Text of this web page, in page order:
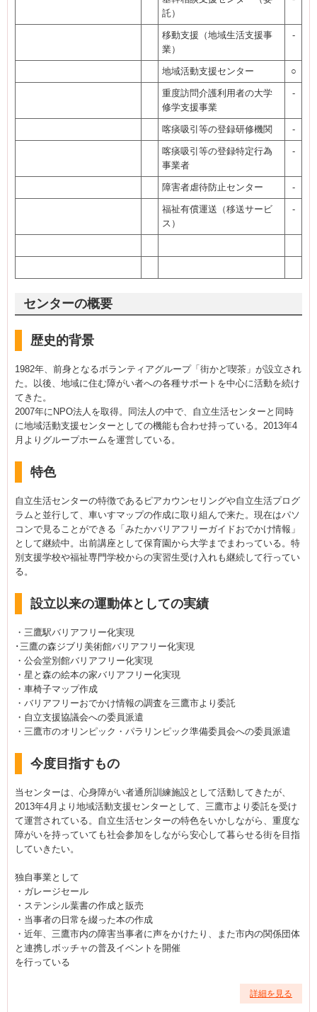
託）
移動支援（地域生活支援事
業）
-
地域活動支援センター ○
重度訪問介護利用者の大学
修学支援事業
-
喀痰吸引等の登録研修機関 -
喀痰吸引等の登録特定行為
事業者
-
障害者虐待防止センター -
福祉有償運送（移送サービ
ス）
-
センターの概要
歴史的背景
1982年、前身となるボランティアグループ「街かど喫茶」が設立され
た。以後、地域に住む障がい者への各種サポートを中心に活動を続け
てきた。
2007年にNPO法人を取得。同法人の中で、自立生活センターと同時
に地域活動支援センターとしての機能も合わせ持っている。2013年4
月よりグループホームを運営している。
特色
自立生活センターの特徴であるピアカウンセリングや自立生活プログ
ラムと並行して、車いすマップの作成に取り組んで来た。現在はパソ
コンで見ることができる「みたかバリアフリーガイドおでかけ情報」
として継続中。出前講座として保育園から大学までまわっている。特
別支援学校や福祉専門学校からの実習生受け入れも継続して行ってい
る。
設立以来の運動体としての実績
・三鷹駅バリアフリー化実現
･三鷹の森ジブリ美術館バリアフリー化実現
・公会堂別館バリアフリー化実現
・星と森の絵本の家バリアフリー化実現
・車椅子マップ作成
・バリアフリーおでかけ情報の調査を三鷹市より委託
・自立支援協議会への委員派遣
・三鷹市のオリンピック・パラリンピック準備委員会への委員派遣
今度目指すもの
当センターは、心身障がい者通所訓練施設として活動してきたが、
2013年4月より地域活動支援センターとして、三鷹市より委託を受け
て運営されている。自立生活センターの特色をいかしながら、重度な
障がいを持っていても社会参加をしながら安心して暮らせる街を目指
していきたい。
独自事業として
・ガレージセール
・ステンシル葉書の作成と販売
・当事者の日常を綴った本の作成
・近年、三鷹市内の障害当事者に声をかけたり、また市内の関係団体
と連携しボッチャの普及イベントを開催
を行っている
詳細を見る